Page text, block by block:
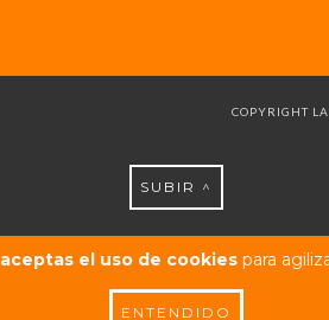
aceptas el uso de cookiespara
ENTENDIDO
COPYRIGHT
SUBIR ^